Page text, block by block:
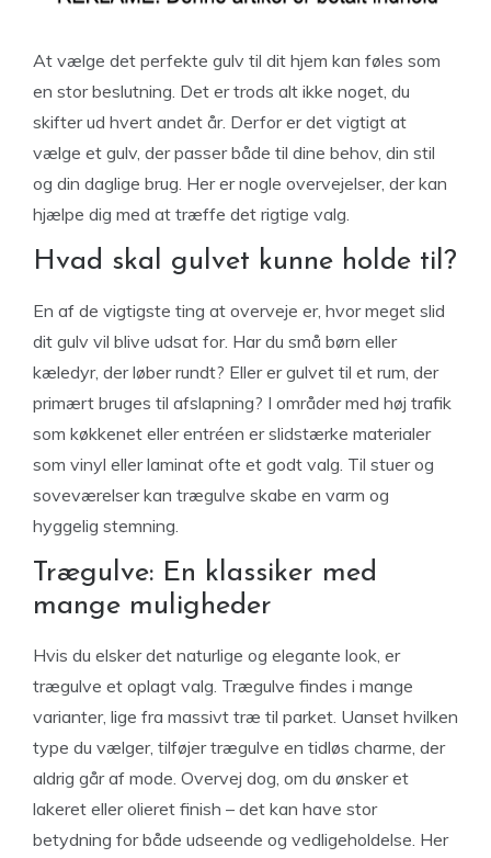
At vælge det perfekte gulv til dit hjem kan føles som
en stor beslutning. Det er trods alt ikke noget, du
skifter ud hvert andet år. Derfor er det vigtigt at
vælge et gulv, der passer både til dine behov, din stil
og din daglige brug. Her er nogle overvejelser, der kan
hjælpe dig med at træffe det rigtige valg.
Hvad skal gulvet kunne holde til?
En af de vigtigste ting at overveje er, hvor meget slid
dit gulv vil blive udsat for. Har du små børn eller
kæledyr, der løber rundt? Eller er gulvet til et rum, der
primært bruges til afslapning? I områder med høj trafik
som køkkenet eller entréen er slidstærke materialer
som vinyl eller laminat ofte et godt valg. Til stuer og
soveværelser kan trægulve skabe en varm og
hyggelig stemning.
Trægulve: En klassiker med
mange muligheder
Hvis du elsker det naturlige og elegante look, er
trægulve et oplagt valg. Trægulve findes i mange
varianter, lige fra massivt træ til parket. Uanset hvilken
type du vælger, tilføjer trægulve en tidløs charme, der
aldrig går af mode. Overvej dog, om du ønsker et
lakeret eller olieret finish – det kan have stor
betydning for både udseende og vedligeholdelse. Her